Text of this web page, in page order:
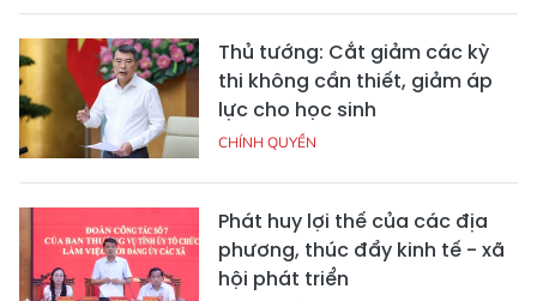
Thủ tướng: Cắt giảm các kỳ
thi không cần thiết, giảm áp
lực cho học sinh
CHÍNH QUYỀN
Phát huy lợi thế của các địa
phương, thúc đẩy kinh tế - xã
hội phát triển